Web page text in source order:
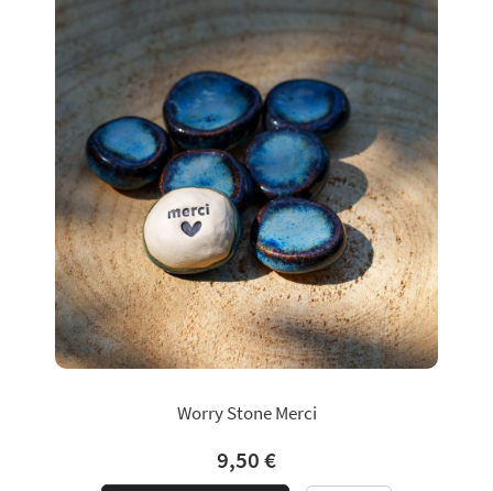
Worry Stone Merci
9,50 €